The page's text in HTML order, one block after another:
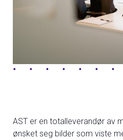
AST er en totalleverandør av
ønsket seg bilder som viste